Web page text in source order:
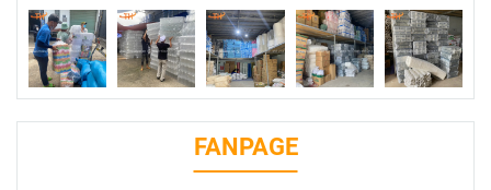
FANPAGE